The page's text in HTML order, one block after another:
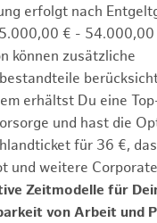
erfolgt nach
€ - 54.000,00
können zusätzliche
erhältst Du eine
und hast die
für 36 €,
und weitere
Zeitmodelle für
von Arbeit und